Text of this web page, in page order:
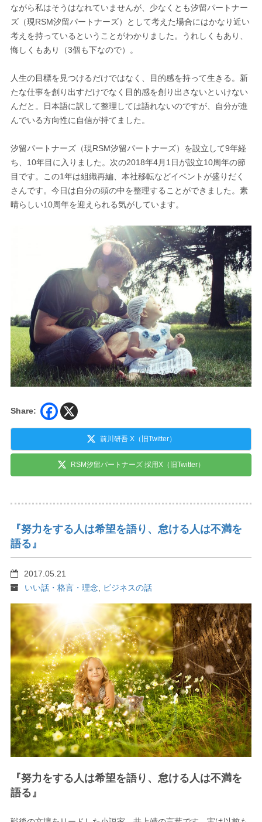
ながら私はそうはなれていませんが、少なくとも汐留パートナー
ズ（現RSM汐留パートナーズ）として考えた場合にはかなり近い
考えを持っているということがわかりました。うれしくもあり、
悔しくもあり（3個も下なので）。
人生の目標を見つけるだけではなく、目的感を持って生きる。新
たな仕事を創り出すだけでなく目的感を創り出さないといけない
んだと。日本語に訳して整理しては語れないのですが、自分が進
んでいる方向性に自信が持てました。
汐留パートナーズ（現RSM汐留パートナーズ）を設立して9年経
ち、10年目に入りました。次の2018年4月1日が設立10周年の節
目です。この1年は組織再編、本社移転などイベントが盛りだく
さんです。今日は自分の頭の中を整理することができました。素
晴らしい10周年を迎えられる気がしています。
Share:
前川研吾 X（旧Twitter）
RSM汐留パートナーズ 採用X（旧Twitter）
『努力をする人は希望を語り、怠ける人は不満を
語る』
2017.05.21
いい話・格言・理念
ビジネスの話
『努力をする人は希望を語り、怠ける人は不満を
語る』